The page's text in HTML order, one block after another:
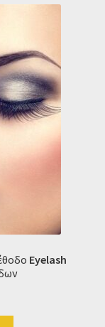
Eyelash